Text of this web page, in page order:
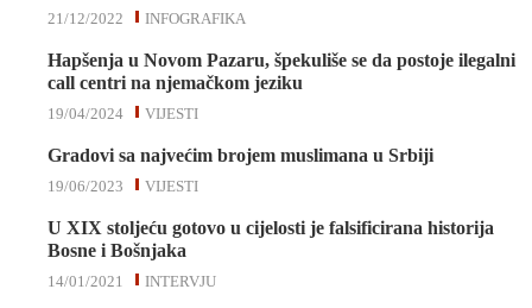
INFOGRAFIKA
21/12/2022
Hapšenja u Novom Pazaru, špekuliše se da postoje ilegalni
call centri na njemačkom jeziku
VIJESTI
19/04/2024
Gradovi sa najvećim brojem muslimana u Srbiji
VIJESTI
19/06/2023
U XIX stoljeću gotovo u cijelosti je falsificirana historija
Bosne i Bošnjaka
INTERVJU
14/01/2021